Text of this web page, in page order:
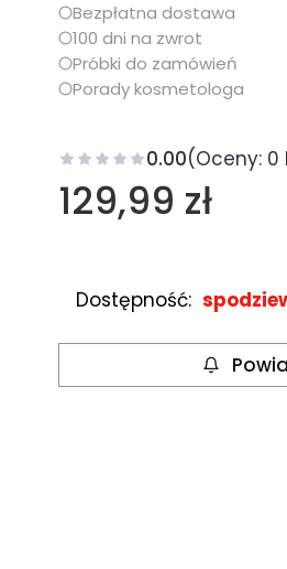
Bezpłatna dostawa
100 dni na zwrot
Próbki do zamówień
Porady kosmetologa
0.00(Oceny: 0
Cena
129,99 zł
Dostępność: